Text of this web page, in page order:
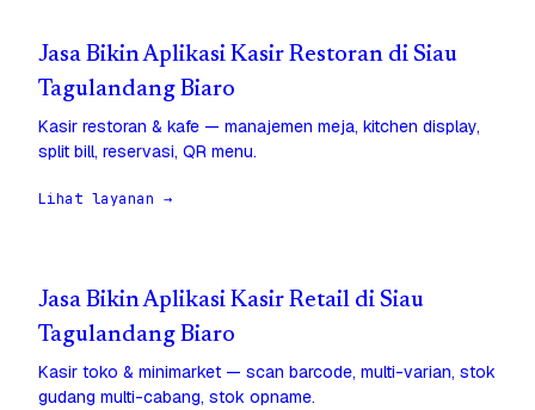
Jasa Bikin Aplikasi Kasir Restoran di Siau
Tagulandang Biaro
Kasir restoran & kafe — manajemen meja, kitchen display,
split bill, reservasi, QR menu.
Lihat layanan →
Jasa Bikin Aplikasi Kasir Retail di Siau
Tagulandang Biaro
Kasir toko & minimarket — scan barcode, multi-varian, stok
gudang multi-cabang, stok opname.